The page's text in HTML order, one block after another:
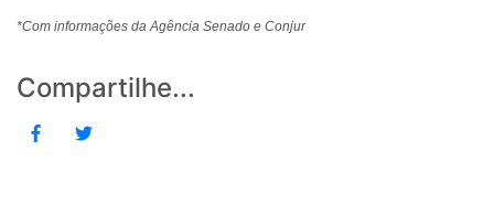
*Com informações da Agência Senado e Conjur
Compartilhe...